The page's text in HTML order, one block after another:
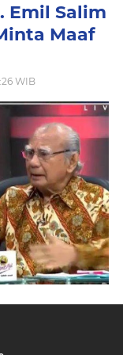
Emil Salim
Maaf
WIB